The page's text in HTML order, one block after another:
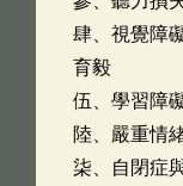
肆、視覺障
育毅
伍、學習障
陸、嚴重情
柒、自閉症